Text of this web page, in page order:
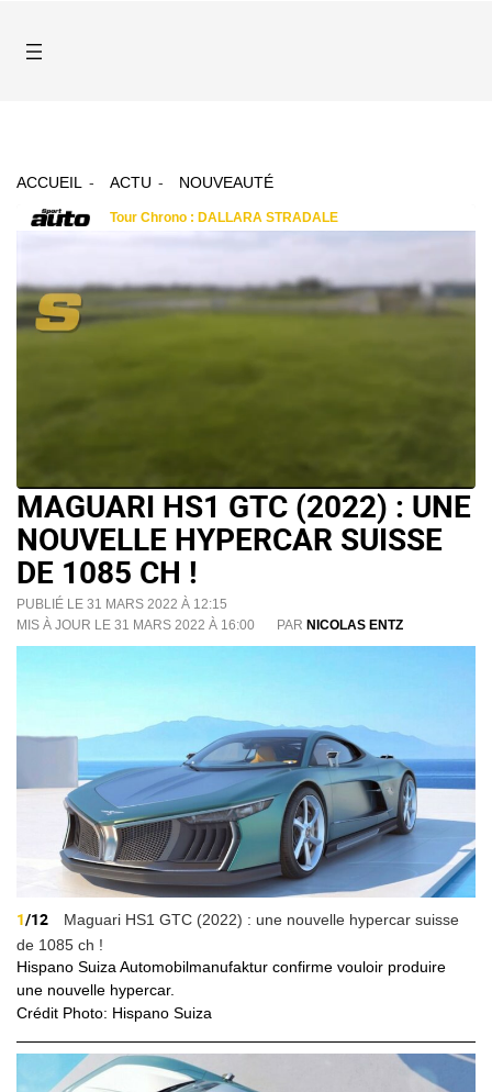
ACCUEIL ACTU NOUVEAUTÉ
MAGUARI HS1 GTC (2022) : UNE
NOUVELLE HYPERCAR SUISSE
DE 1085 CH !
PUBLIÉ LE 31 MARS 2022 À 12:15
MIS À JOUR LE 31 MARS 2022 À 16:00
PAR NICOLAS ENTZ
1/12
Maguari HS1 GTC (2022) : une nouvelle hypercar suisse
de 1085 ch !
Hispano Suiza Automobilmanufaktur confirme vouloir produire
une nouvelle hypercar.
Crédit Photo: Hispano Suiza